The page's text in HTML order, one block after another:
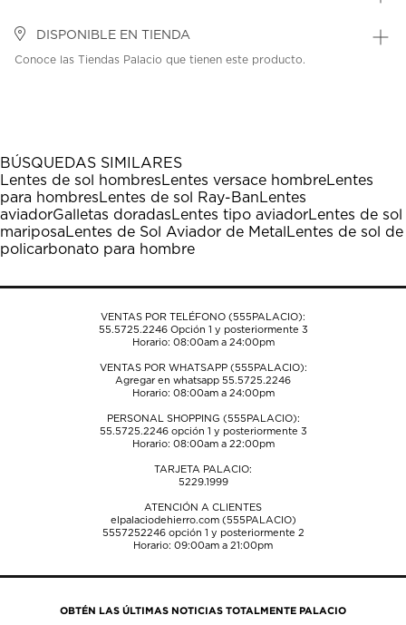
DISPONIBLE EN TIENDA
Conoce las Tiendas Palacio que tienen este producto.
BÚSQUEDAS SIMILARES
Lentes de sol hombresLentes versace hombreLentes
para hombresLentes de sol Ray-BanLentes
aviadorGalletas doradasLentes tipo aviadorLentes de sol
mariposaLentes de Sol Aviador de Metal Lentes de sol de
policarbonato para hombre
VENTAS POR TELÉFONO (555PALACIO):
55.5725.2246Opción 1 y posteriormente 3
Horario: 08:00am a 24:00pm
VENTAS POR WHATSAPP (555PALACIO):
Agregar en whatsapp 55.5725.2246
Horario: 08:00am a 24:00pm
PERSONAL SHOPPING (555PALACIO):
55.5725.2246opción 1 y posteriormente 3
Horario: 08:00am a 22:00pm
TARJETA PALACIO:
5229.1999
ATENCIÓN A CLIENTES
elpalaciodehierro.com (555PALACIO)
5557252246opción 1 y posteriormente 2
Horario: 09:00am a 21:00pm
OBTÉN LAS ÚLTIMAS NOTICIAS TOTALMENTE PALACIO